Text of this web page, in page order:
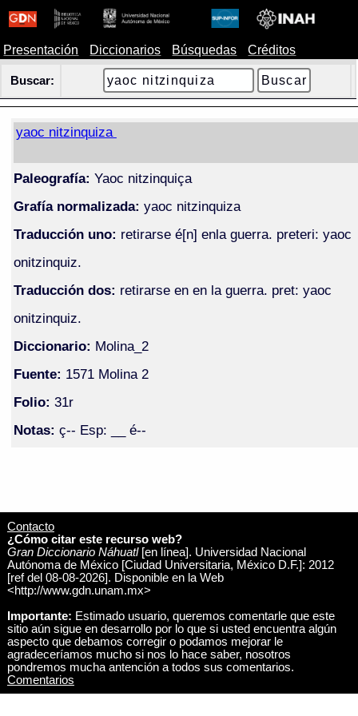
Presentación Diccionarios Búsquedas Créditos
Buscar:
yaoc nitzinquiza
Paleografía: Yaoc nitzinquiça
Grafía normalizada: yaoc nitzinquiza
Traducción uno: retirarse é[n] enla guerra. preteri: yaoc
onitzinquiz.
Traducción dos: retirarse en en la guerra. pret: yaoc
onitzinquiz.
Diccionario: Molina_2
Fuente: 1571 Molina 2
Folio: 31r
Notas: ç-- Esp: __ é--
Contacto
¿Cómo citar este recurso web?
Gran Diccionario Náhuatl[en línea]. Universidad Nacional
Autónoma de México [Ciudad Universitaria, México D.F.]: 2012
[ref del 08-08-2026]. Disponible en la Web
<http://www.gdn.unam.mx>
Importante: Estimado usuario, queremos comentarle que este
sitio aún sigue en desarrollo por lo que si usted encuentra algún
aspecto que debamos corregir o podamos mejorar le
agradeceríamos mucho si nos lo hace saber, nosotros
pondremos mucha antención a todos sus comentarios.
Comentarios